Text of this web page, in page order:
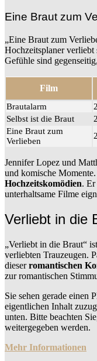
Eine Braut zum
„Eine Braut zum
Hochzeitsplaner
Gefühle sind
Film
Brautalarm
Selbst ist die Braut
Eine Braut zum
Verlieben
Jennifer Lopez und
und komische
Hochzeitskomödien.
unterhaltsame Filme
Verliebt in die
„Verliebt in die Braut“
verliebten Trauzeugen.
dieserromantischen
zur romantischen
Sie sehen gerade einen
eigentlichen Inhalt
unten. Bitte beachten
weitergegeben werden.
Mehr Informationen